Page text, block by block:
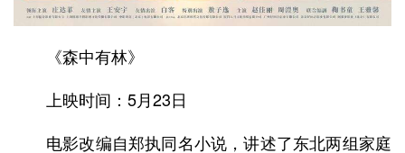
《森中有林》
上映时间：5月23日
电影改编自郑执同名小说，讲述了东北两组家庭